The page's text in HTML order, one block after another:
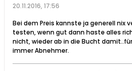
20.11.2016, 17:56
Bei dem Preis kannste ja generell nix
testen, wenn gut dann haste alles
nicht, wieder ab in die Bucht
immer Abnehmer.